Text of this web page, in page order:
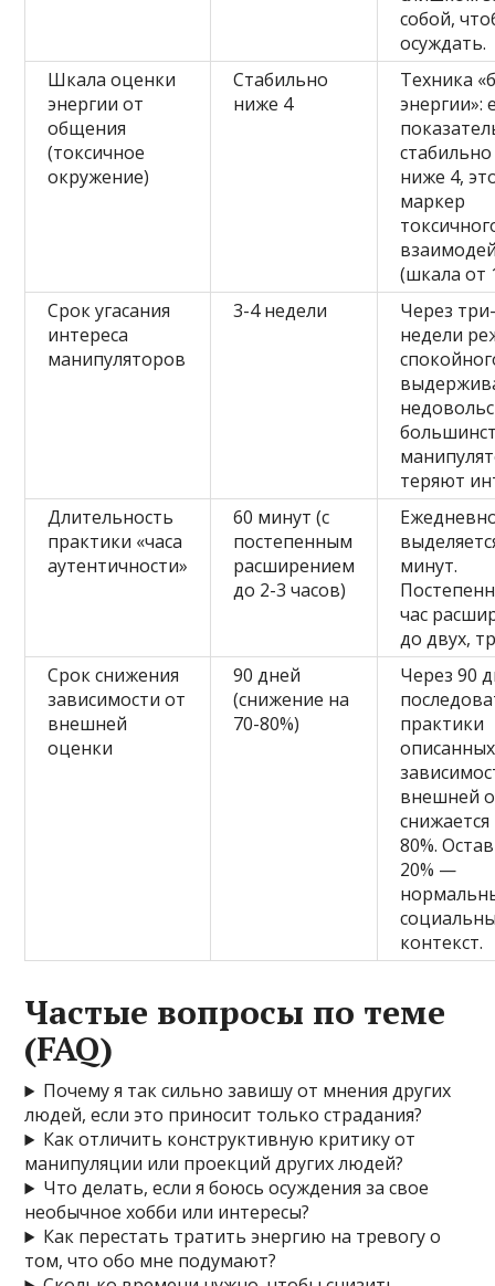
собой,
осуждать.
Шкала оценки
энергии от
общения
(токсичное
окружение)
Стабильно
ниже 4
Техника
энергии»:
ниже 4,
маркер
(шкала от
Срок угасания
интереса
манипуляторов
3-4 недели
Через
недели
теряют
Длительность
практики «часа
аутентичности»
60 минут (с
постепенным
расширением
до 2-3 часов)
минут.
час
до двух,
Срок снижения
зависимости от
внешней
оценки
90 дней
(снижение на
70-80%)
Через 90
практики
внешней
80%.
20% —
контекст.
Частые вопросы по теме
(FAQ)
Почему я так сильно завишу от мнения других
людей, если это приносит только страдания?
Как отличить конструктивную критику от
манипуляции или проекций других людей?
Что делать, если я боюсь осуждения за свое
необычное хобби или интересы?
Как перестать тратить энергию на тревогу о
том, что обо мне подумают?